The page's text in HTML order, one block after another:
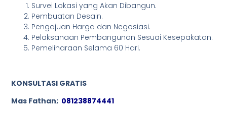
Survei Lokasi yang Akan Dibangun.
Pembuatan Desain.
Pengajuan Harga dan Negosiasi.
Pelaksanaan Pembangunan Sesuai Kesepakatan.
Pemeliharaan Selama 60 Hari.
KONSULTASI GRATIS
Mas Fathan; 081238874441